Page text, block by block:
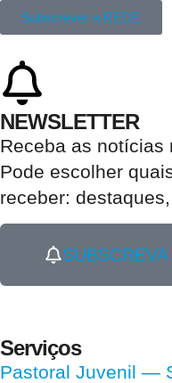
Subscrever a REDE
NEWSLETTER
Receba as notícias
Pode escolher
receber:
SUBSCREVA
Serviços
Pastoral Juvenil —